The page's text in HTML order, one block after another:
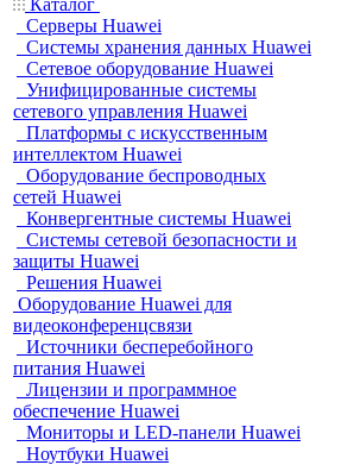
Каталог
Серверы Huawei
Системы хранения данных Huawei
Сетевое оборудование Huawei
Унифицированные системы
сетевого управления Huawei
Платформы с искусственным
интеллектом Huawei
Оборудование беспроводных
сетей Huawei
Конвергентные системы Huawei
Системы сетевой безопасности и
защиты Huawei
Решения Huawei
Оборудование Huawei для
видеоконференцсвязи
Источники бесперебойного
питания Huawei
Лицензии и программное
обеспечение Huawei
Мониторы и LED-панели Huawei
Ноутбуки Huawei